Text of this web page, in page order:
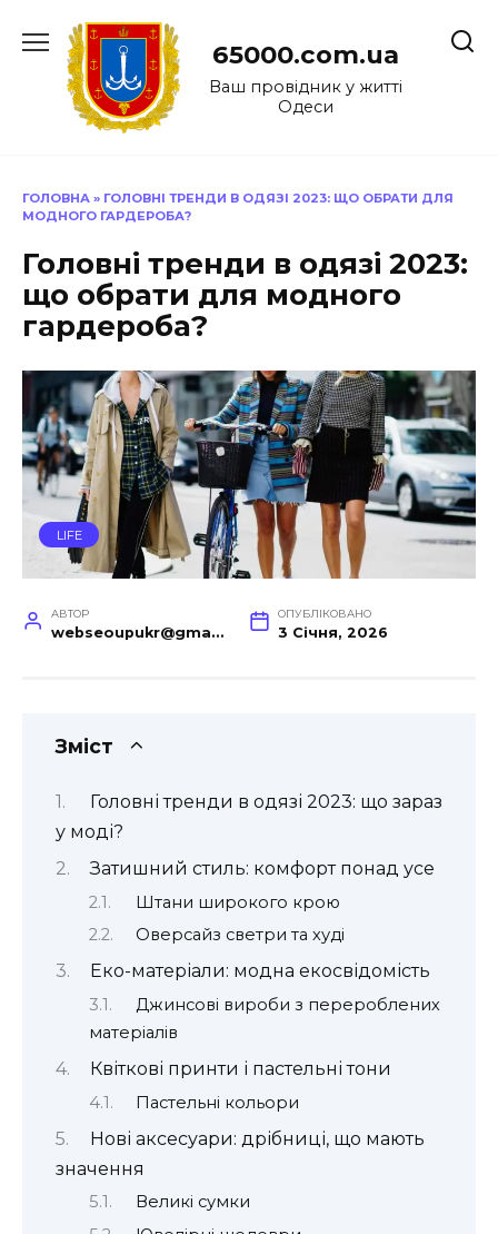
до
65000.com.ua
Ваш провідник у житті
Одеси
ГОЛОВНА » ГОЛОВНІ ТРЕНДИ В ОДЯЗІ 2023: ЩО ОБРАТИ ДЛЯ
МОДНОГО ГАРДЕРОБА?
Головні тренди в одязі 2023:
що обрати для модного
гардероба?
LIFE
АВТОР
webseoupukr@gmail.com
ОПУБЛІКОВАНО
3 Січня, 2026
Зміст
Головні тренди в одязі 2023: що зараз
у моді?
Затишний стиль: комфорт понад усе
Штани широкого крою
Оверсайз светри та худі
Еко-матеріали: модна екосвідомість
Джинсові вироби з перероблених
матеріалів
Квіткові принти і пастельні тони
Пастельні кольори
Нові аксесуари: дрібниці, що мають
значення
Великі сумки